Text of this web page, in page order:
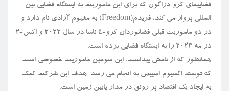
فضاپیمای کرو دراگون که برای این ماموریت به ایستگاه فضایی بین
المللی پرواز می کند، فریدم(Freedom) به مفهوم آزادی نام دارد و
در دو ماموریت قبلی فضانوردان کرو-۴ ناسا در سال ۲۰۲۲ و اکس-۲
در مه ۲۰۲۳ را به ایستگاه فضایی برده است.
همانطور که از نامش پیداست، این سومین ماموریت خصوصی است
که توسط اکسیوم اسپیس به انجام می رسد. هدف این شرکت کمک
به ایجاد یک اقتصاد پر رونق در مدار پایین زمین است.